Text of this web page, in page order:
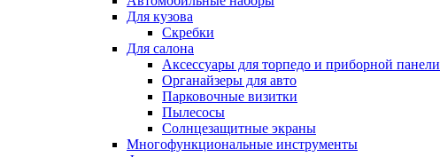
Для кузова
Скребки
Для салона
Аксессуары для торпедо и приборной панели
Органайзеры для авто
Парковочные визитки
Пылесосы
Солнцезащитные экраны
Многофункциональные инструменты